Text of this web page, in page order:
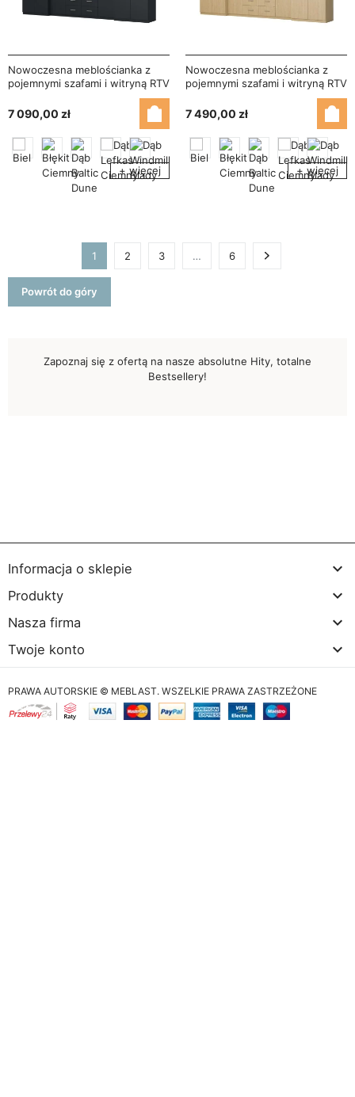
Nowoczesna meblościanka z
pojemnymi szafami i witryną RTV
380×240 cm Błękit Ciemny –
NESTO
7 090,00 zł
+ więcej
Nowoczesna meblościanka z
pojemnymi szafami i witryną RTV
380×240 cm Dąb Baltic Dune –
NESTO
7 490,00 zł
+ więcej
1 2 3 … 6 Następny
Powrót do góry
Zapoznaj się z ofertą na nasze absolutne Hity, totalne
Bestsellery!
Informacja o sklepie 
Produkty 
Nasza firma 
Twoje konto 
PRAWA AUTORSKIE © MEBLAST. WSZELKIE PRAWA ZASTRZEŻONE